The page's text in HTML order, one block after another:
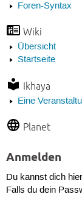
Foren-Syntax
Wiki
Übersicht
Startseite
Ikhaya
Eine
Planet
Anmelden
Du kannst dich
Falls du dein